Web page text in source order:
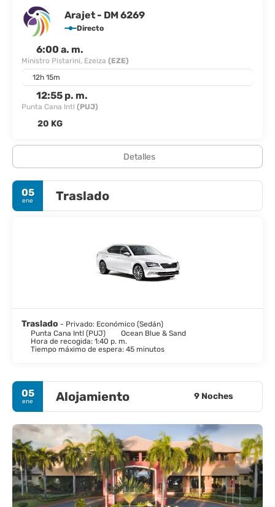
Arajet - DM 6269
Directo
6:00 a. m.
Ministro Pistarini, Ezeiza (EZE)
12h 15m
12:55 p. m.
Punta Cana Intl (PUJ)
20 KG
Detalles
05
ene Traslado
Traslado - Privado: Económico (Sedán)
Punta Cana Intl (PUJ)
Ocean Blue & Sand
Hora de recogida: 1:40 p. m.
Tiempo máximo de espera: 45 minutos
05
ene Alojamiento 9 Noches